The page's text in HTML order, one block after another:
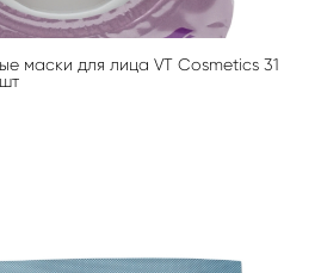
маски для лица VT Cosmetics 31